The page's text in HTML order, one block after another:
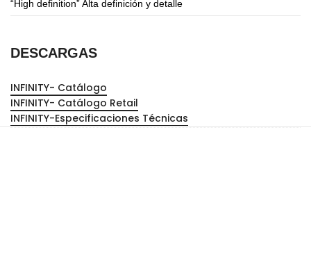
“High definition” Alta definición y detalle
DESCARGAS
INFINITY- Catálogo
INFINITY- Catálogo Retail
INFINITY-Especificaciones Técnicas